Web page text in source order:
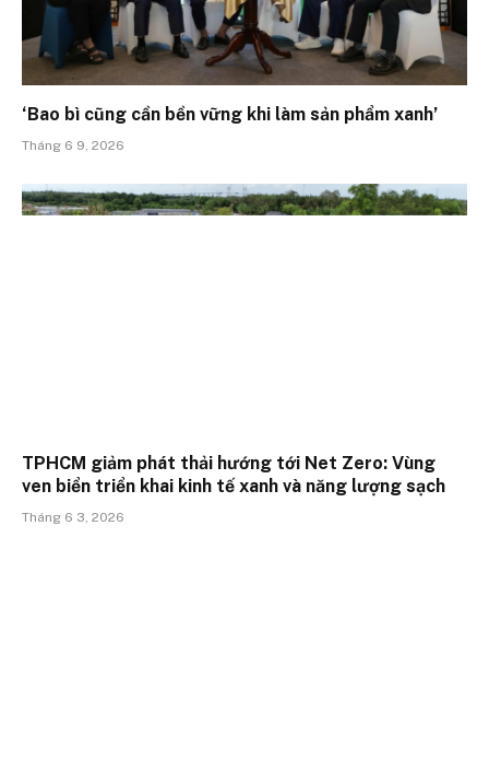
‘Bao bì cũng cần bền vững khi làm sản phẩm xanh’
Tháng 6 9, 2026
TPHCM giảm phát thải hướng tới Net Zero: Vùng
ven biển triển khai kinh tế xanh và năng lượng sạch
Tháng 6 3, 2026